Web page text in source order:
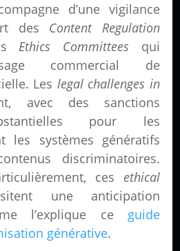
d’une vigilance
des Content Regulation
Ethics Committees qui
commercial de
Les legal challenges in
avec des sanctions
pour les
les systèmes génératifs
discriminatoires.
ces ethical
une anticipation
l’explique ce guide
générative.